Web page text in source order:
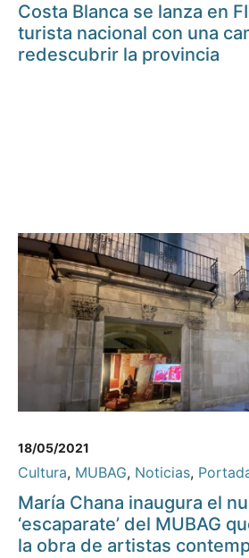
Costa Blanca se lanza en
turista nacional con una
redescubrir la provincia
18/05/2021
Cultura, MUBAG, Noticias,
María Chana inaugura el
‘escaparate’ del MUBAG
la obra de artistas